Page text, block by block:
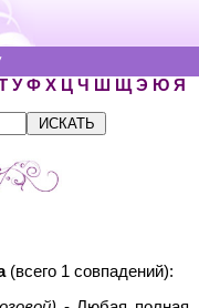
У Ф Х Ц Ч Ш Щ Э Ю Я
(всего 1 совпадений):